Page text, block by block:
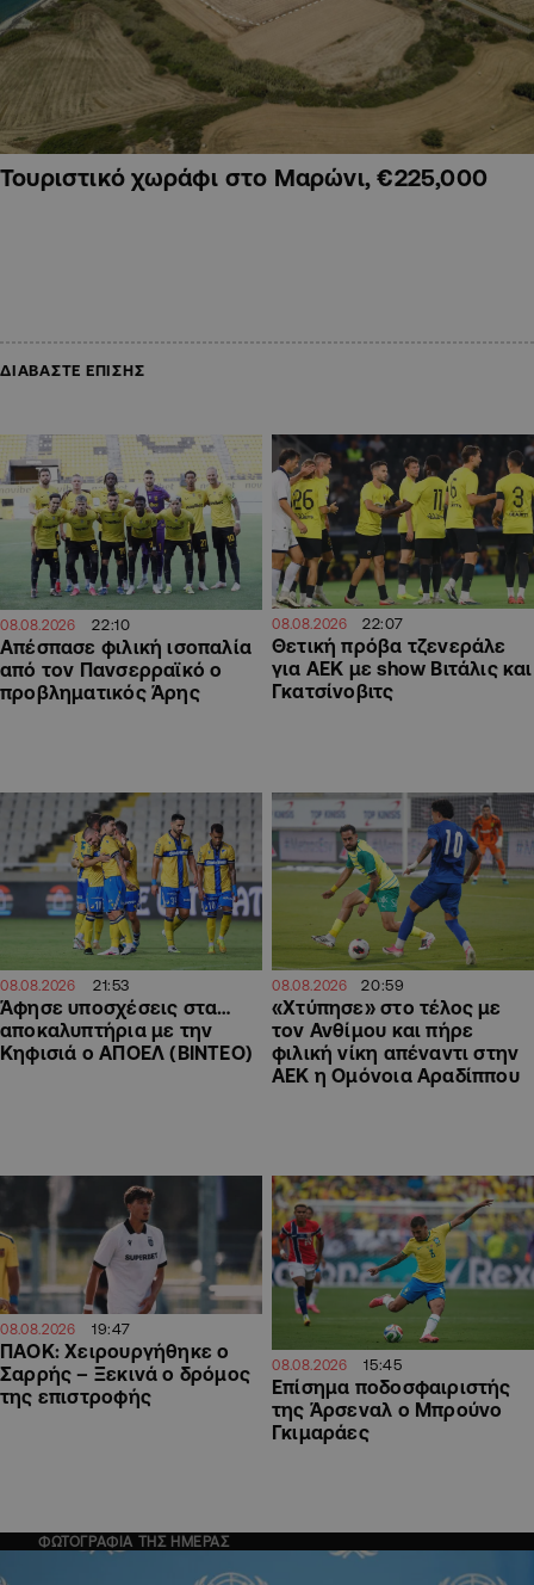
Τουριστικό χωράφι στο Μαρώνι, €225,000
ΔΙΑΒΑΣΤΕ ΕΠΙΣΗΣ
08.08.2026 22:10
Απέσπασε φιλική ισοπαλία
από τον Πανσερραϊκό ο
προβληματικός Άρης
08.08.2026 22:07
Θετική πρόβα τζενεράλε
για ΑΕΚ με show Βιτάλις και
Γκατσίνοβιτς
08.08.2026 21:53
Άφησε υποσχέσεις στα…
αποκαλυπτήρια με την
Κηφισιά ο ΑΠΟΕΛ (ΒΙΝΤΕΟ)
08.08.2026 20:59
«Χτύπησε» στο τέλος με
τον Ανθίμου και πήρε
φιλική νίκη απέναντι στην
ΑΕΚ η Ομόνοια Αραδίππου
08.08.2026 19:47
ΠΑΟΚ: Χειρουργήθηκε ο
Σαρρής – Ξεκινά ο δρόμος
της επιστροφής
08.08.2026 15:45
Επίσημα ποδοσφαιριστής
της Άρσεναλ ο Μπρούνο
Γκιμαράες
ΦΩΤΟΓΡΑΦΙΑ ΤΗΣ ΗΜΕΡΑΣ